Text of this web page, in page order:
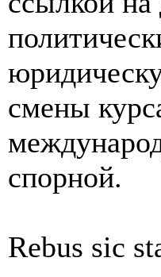
смены
спорной.
Rebus sic